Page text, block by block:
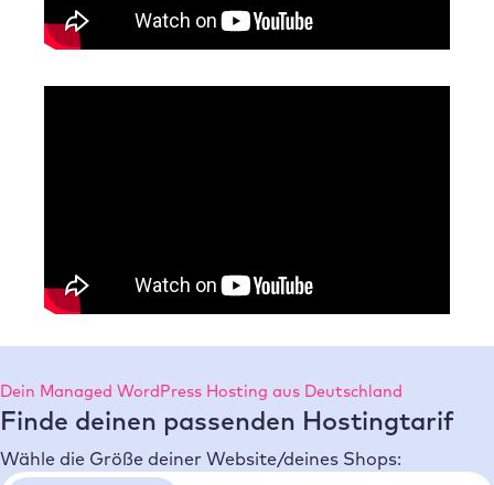
Dein Managed WordPress Hosting aus Deutschland
Finde deinen passenden Hostingtarif
Wähle die Größe deiner Website/deines Shops: